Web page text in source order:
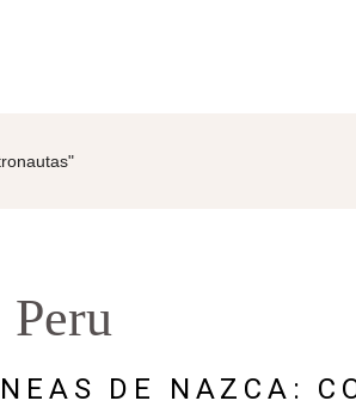
Peru
DE NAZCA: